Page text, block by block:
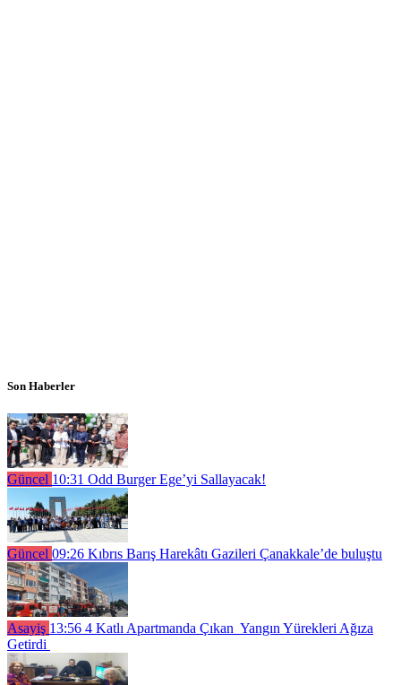
Son Haberler
Güncel 10:31 Odd Burger Ege’yi Sallayacak!
Güncel 09:26 Kıbrıs Barış Harekâtı Gazileri Çanakkale’de buluştu
Asayiş 13:56 4 Katlı Apartmanda Çıkan Yangın Yürekleri Ağıza
Getirdi